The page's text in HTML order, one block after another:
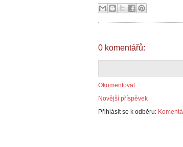
0 komentářů:
Okomentovat
Novější příspěvek
Přihlásit se k odběru: